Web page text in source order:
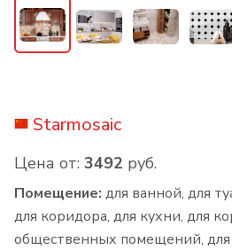
Starmosaic
Цена от: 3492 руб.
Помещение: для ванной, для
для коридора, для кухни, для
общественных помещений, для